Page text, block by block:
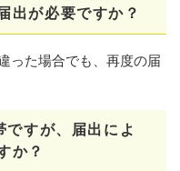
出が必要ですか？
った場合でも、再度の届
すが、届出によ
か？